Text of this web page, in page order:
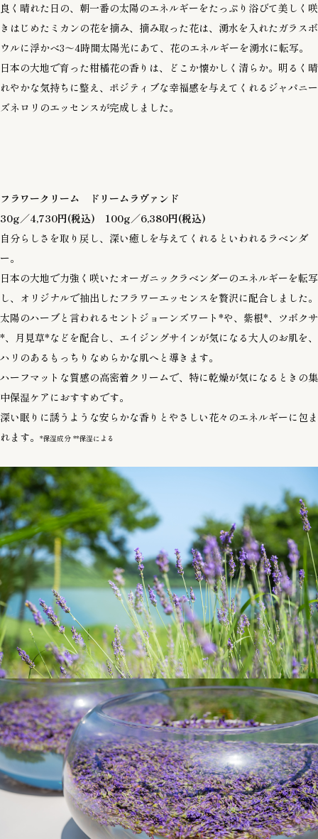
良く晴れた日の、朝一番の太陽のエネルギーをたっぷり浴びて美しく咲
きはじめたミカンの花を摘み、摘み取った花は、湧水を入れたガラスボ
ウルに浮かべ3～4時間太陽光にあて、花のエネルギーを湧水に転写。
日本の大地で育った柑橘花の香りは、どこか懐かしく清らか。明るく晴
れやかな気持ちに整え、ポジティブな幸福感を与えてくれるジャパニー
ズネロリのエッセンスが完成しました。
フラワークリーム ドリームラヴァンド
30g／4,730円(税込)
100g／6,380円(税込)
自分らしさを取り戻し、深い癒しを与えてくれるといわれるラベンダ
ー。
日本の大地で力強く咲いたオーガニックラベンダーのエネルギーを転写
し、オリジナルで抽出したフラワーエッセンスを贅沢に配合しました。
太陽のハーブと言われるセントジョーンズワート*や、紫根*、ツボクサ
*、月見草*などを配合し、エイジングサインが気になる大人のお肌を、
ハリのあるもっちりなめらかな肌へと導きます。
ハーフマットな質感の高密着クリームで、特に乾燥が気になるときの集
中保湿ケアにおすすめです。
深い眠りに誘うような安らかな香りとやさしい花々のエネルギーに包ま
れます。 *保湿成分 **保湿による